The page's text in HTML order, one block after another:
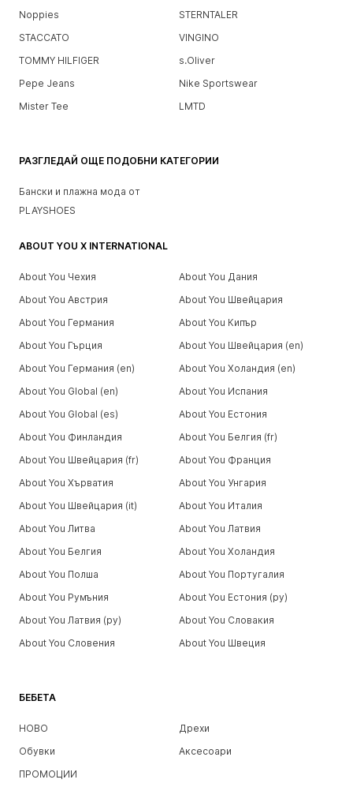
Noppies
STERNTALER
STACCATO
VINGINO
TOMMY HILFIGER
s.Oliver
Pepe Jeans
Nike Sportswear
Mister Tee
LMTD
БЕБЕТА
НОВО
Дрехи
Обувки
Аксесоари
ПРОМОЦИИ
РАЗГЛЕДАЙ ОЩЕ ПОДОБНИ КАТЕГОРИИ
Бански и плажна мода от
PLAYSHOES
ABOUT YOU X INTERNATIONAL
About You Чехия
About You Дания
About You Австрия
About You Швейцария
About You Германия
About You Кипър
About You Гърция
About You Швейцария (en)
About You Германия (en)
About You Холандия (en)
About You Global (en)
About You Испания
About You Global (es)
About You Естония
About You Финландия
About You Белгия (fr)
About You Швейцария (fr)
About You Франция
About You Хърватия
About You Унгария
About You Швейцария (it)
About You Италия
About You Литва
About You Латвия
About You Белгия
About You Холандия
About You Полша
About You Португалия
About You Румъния
About You Естония (ру)
About You Латвия (ру)
About You Словакия
About You Словения
About You Швеция